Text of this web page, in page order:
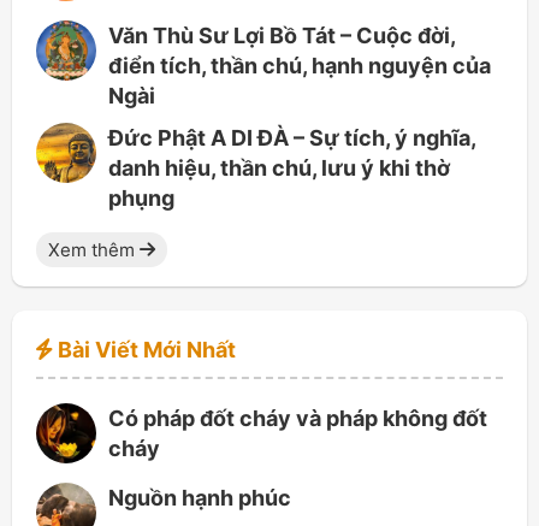
Văn Thù Sư Lợi Bồ Tát – Cuộc đời,
điển tích, thần chú, hạnh nguyện của
Ngài
Đức Phật A DI ĐÀ – Sự tích, ý nghĩa,
danh hiệu, thần chú, lưu ý khi thờ
phụng
Xem thêm
Bài Viết Mới Nhất
Có pháp đốt cháy và pháp không đốt
cháy
Nguồn hạnh phúc